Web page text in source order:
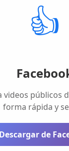
👍
videos públicos
forma rápida y
Descargar de